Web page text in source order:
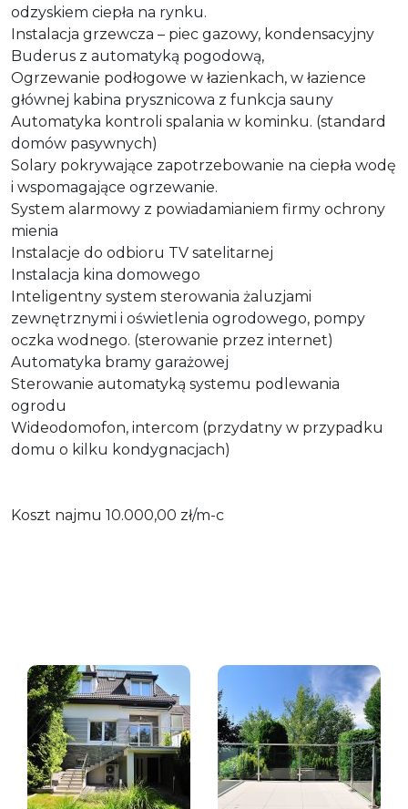
odzyskiem ciepła na rynku.
Instalacja grzewcza – piec gazowy, kondensacyjny
Buderus z automatyką pogodową,
Ogrzewanie podłogowe w łazienkach, w łazience
głównej kabina prysznicowa z funkcja sauny
Automatyka kontroli spalania w kominku. (standard
domów pasywnych)
Solary pokrywające zapotrzebowanie na ciepła wodę
i wspomagające ogrzewanie.
System alarmowy z powiadamianiem firmy ochrony
mienia
Instalacje do odbioru TV satelitarnej
Instalacja kina domowego
Inteligentny system sterowania żaluzjami
zewnętrznymi i oświetlenia ogrodowego, pompy
oczka wodnego. (sterowanie przez internet)
Automatyka bramy garażowej
Sterowanie automatyką systemu podlewania
ogrodu
Wideodomofon, intercom (przydatny w przypadku
domu o kilku kondygnacjach)
Koszt najmu 10.000,00 zł/m-c